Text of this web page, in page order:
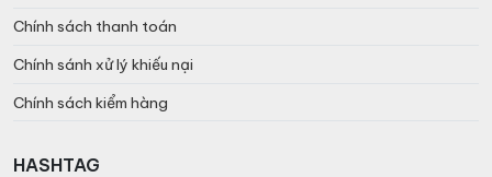
Chính sách thanh toán
Chính sánh xử lý khiếu nại
Chính sách kiểm hàng
HASHTAG